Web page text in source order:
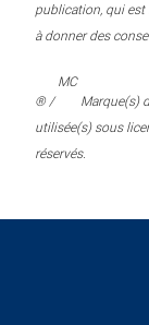
publication, qui est
à donner des
® /
MC
Marque(s)
utilisée(s) sous
réservés.